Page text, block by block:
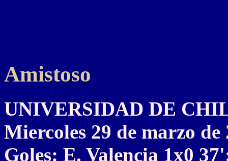
Amistoso
UNIVERSIDAD DE
Miercoles 29 de marzo de
Goles: E. Valencia 1x0